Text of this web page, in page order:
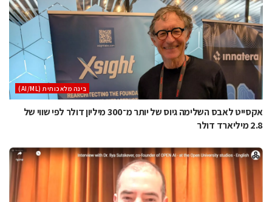
בינה מלאכותית (AI/ML)
אקסייט לאבס השלימה גיוס של יותר מ־300 מיליון דולר לפי שווי של
2.8 מיליארד דולר